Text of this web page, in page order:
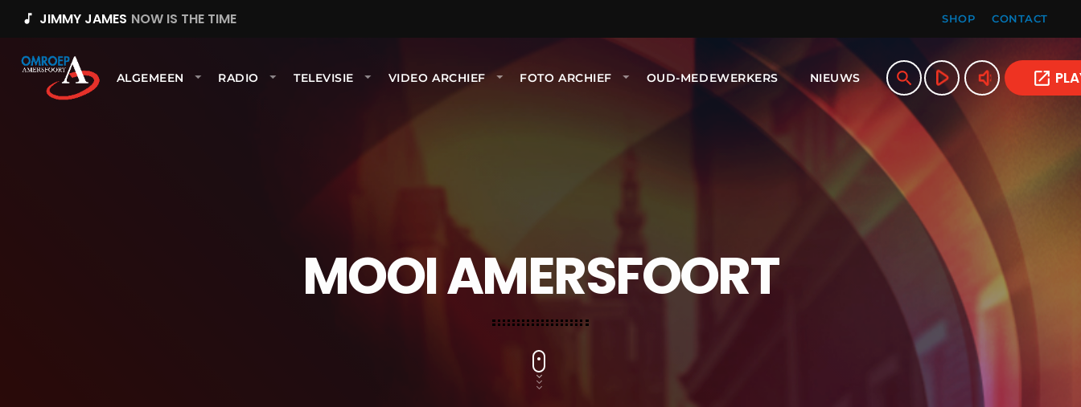
music_note JIMMY JAMES NOW IS THE TIME SHOP CONTACT
ALGEMEEN RADIO TELEVISIE VIDEO ARCHIEF FOTO ARCHIEF OUD-MEDEWERKERS NIEUWS search play_arrow volume_up open_in_new
MOOI AMERSFOORT